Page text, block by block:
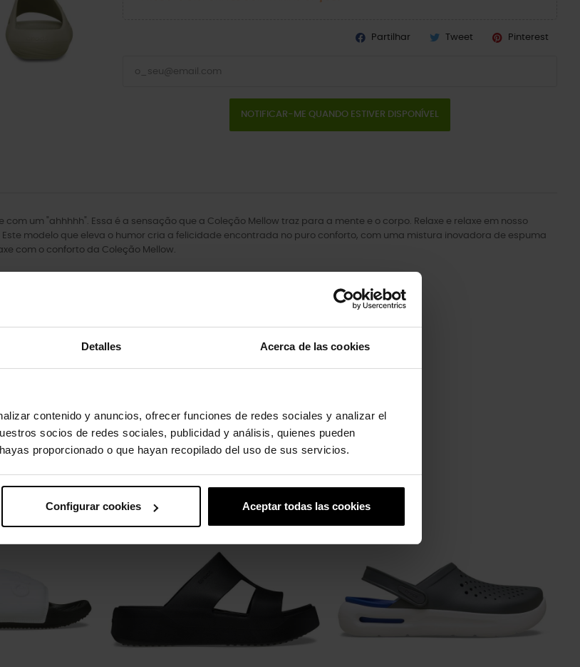
Detalles Acerca de las cookies
contenido y anuncios, ofrecer funciones de redes sociales y analizar el
socios de redes sociales, publicidad y análisis, quienes pueden
proporcionado o que hayan recopilado del uso de sus servicios.
Configurar cookies Aceptar todas las cookies
Partilhar Tweet Pinterest
NOTIFICAR-ME QUANDO ESTIVER DISPONÍVEL
um "ahhhhh". Essa é a sensação que a Coleção Mellow traz para a mente e o corpo. Relaxe e relaxe em nosso
modelo que eleva o humor cria a felicidade encontrada no puro conforto, com uma mistura inovadora de espuma
com o conforto da Coleção Mellow.
lento.
compraram:
-20% -20%